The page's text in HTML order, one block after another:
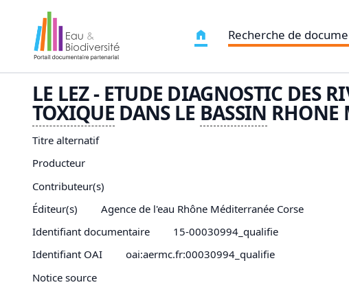
Recherche de
LE LEZ - ETUDE DIAGNOSTIC DES
TOXIQUE DANS LE BASSIN RHONE
Titre alternatif
Producteur
Contributeur(s)
Éditeur(s)
Agence de l'eau Rhône Méditerranée Corse
Identifiant documentaire
15-00030994_qualifie
Identifiant OAI
oai:aermc.fr:00030994_qualifie
Notice source